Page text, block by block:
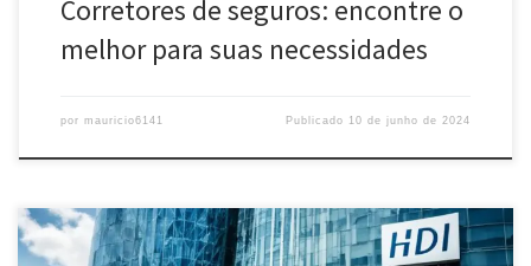
Corretores de seguros: encontre o
melhor para suas necessidades
por mauricio6141 Publicado 10 de junho de 2024